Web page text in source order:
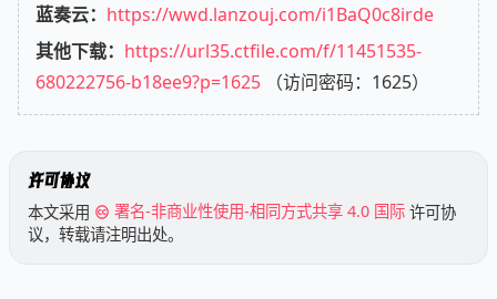
蓝奏云： https://wwd.lanzouj.com/i1BaQ0c8irde
其他下载： https://url35.ctfile.com/f/11451535-
680222756-b18ee9?p=1625 （访问密码：1625）
许可协议
本文采用 署名-非商业性使用-相同方式共享 4.0 国际 许可协
议，转载请注明出处。